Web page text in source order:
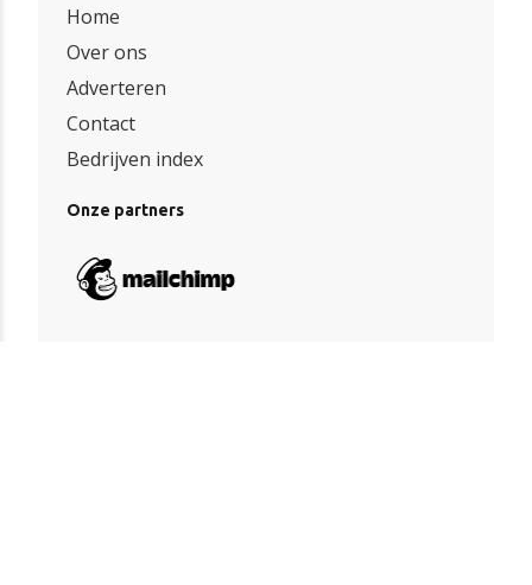
Home
Over ons
Adverteren
Contact
Bedrijven index
Onze partners